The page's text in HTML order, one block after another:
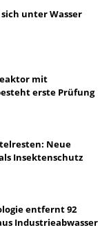
unter Wasser
mit
erste Prüfung
Neue
Insektenschutz
entfernt 92
Industrieabwasser